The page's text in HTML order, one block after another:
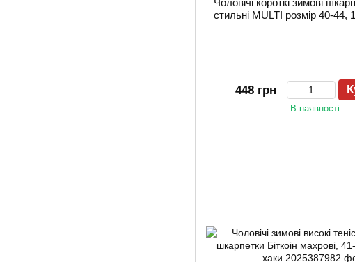
Чоловічі короткі зимові
стильні MULTI розмір 40-44,
448 грн
В наявності